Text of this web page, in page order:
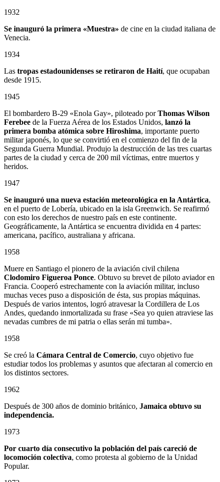
1932
Se inauguró la primera «Muestra» de cine en la ciudad italiana de
Venecia.
1934
Las tropas estadounidenses se retiraron de Haití, que ocupaban
desde 1915.
1945
El bombardero B-29 «Enola Gay», piloteado porThomas Wilson
Ferebee de la Fuerza Aérea de los Estados Unidos, lanzó la
primera bomba atómica sobre Hiroshima, importante puerto
militar japonés, lo que se convirtió en el comienzo del fin de la
Segunda Guerra Mundial. Produjo la destrucción de las tres cuartas
partes de la ciudad y cerca de 200 mil víctimas, entre muertos y
heridos.
1947
Se inauguró una nueva estación meteorológica en la Antártica,
en el puerto de Lobería, ubicado en la isla Greenwich. Se reafirmó
con esto los derechos de nuestro país en este continente.
Geográficamente, la Antártica se encuentra dividida en 4 partes:
americana, pacífico, australiana y africana.
1958
Muere en Santiago el pionero de la aviación civil chilena
Clodomiro Figueroa Ponce. Obtuvo su brevet de piloto aviador en
Francia. Cooperó estrechamente con la aviación militar, incluso
muchas veces puso a disposición de ésta, sus propias máquinas.
Después de varios intentos, logró atravesar la Cordillera de Los
Andes, quedando inmortalizada su frase «Sea yo quien atraviese las
nevadas cumbres de mi patria o ellas serán mi tumba».
1958
Se creó la Cámara Central de Comercio, cuyo objetivo fue
estudiar todos los problemas y asuntos que afectaran al comercio en
los distintos sectores.
1962
Después de 300 años de dominio británico, Jamaica obtuvo su
independencia.
1973
Por cuarto día consecutivo la población del país careció de
locomoción colectiva, como protesta al gobierno de la Unidad
Popular.